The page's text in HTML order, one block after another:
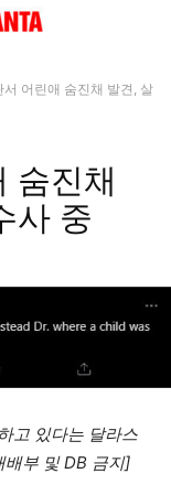
서 어린애 숨진채 발견, 살
숨진채
사 중
고 있다는 달라스
배부 및 DB 금지]